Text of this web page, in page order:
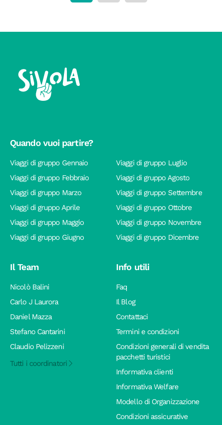
Quando vuoi partire?
Viaggi di gruppo Gennaio
Viaggi di gruppo Febbraio
Viaggi di gruppo Marzo
Viaggi di gruppo Aprile
Viaggi di gruppo Maggio
Viaggi di gruppo Giugno
Viaggi di gruppo Luglio
Viaggi di gruppo Agosto
Viaggi di gruppo Settembre
Viaggi di gruppo Ottobre
Viaggi di gruppo Novembre
Viaggi di gruppo Dicembre
Il Team
Nicolò Balini
Carlo J Laurora
Daniel Mazza
Stefano Cantarini
Claudio Pelizzeni
Tutti i coordinatori
Info utili
Faq
Il Blog
Contattaci
Termini e condizioni
Condizioni generali di vendita
pacchetti turistici
Informativa clienti
Informativa Welfare
Modello di Organizzazione
Condizioni assicurative